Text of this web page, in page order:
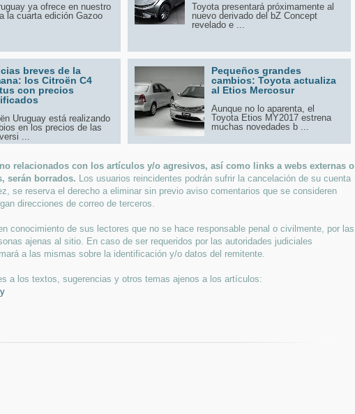
ya ofrece en nuestro
la cuarta edición Gazoo
Toyota presentará próximamente al
nuevo derivado del bZ Concept
revelado e ...
breves de la
los Citroën C4
con precios
Uruguay está realizando
en los precios de las
...
Pequeños grandes
cambios: Toyota actualiza
al Etios Mercosur
Aunque no lo aparenta, el
Toyota Etios MY2017 estrena
muchas novedades b ...
relacionados con los artículos y/o agresivos, así como links a webs externas o
serán borrados.
Los usuarios reincidentes podrán sufrir la cancelación de su cuenta
se reserva el derecho a eliminar sin previo aviso comentarios que se consideren
direcciones de correo de terceros.
conocimiento de sus lectores que no se hace responsable penal o civilmente, por las
ajenas al sitio. En caso de ser requeridos por las autoridades judiciales
a las mismas sobre la identificación y/o datos del remitente.
a los textos, sugerencias y otros temas ajenos a los artículos: